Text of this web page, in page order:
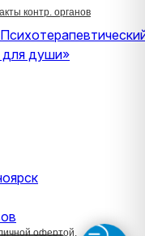
контр. органов
офертой.